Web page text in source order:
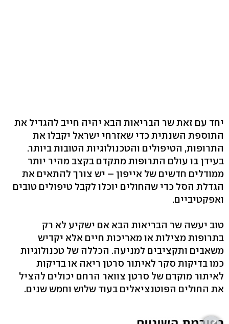
יחד עם זאת שר הבריאות הבא יהיה חייב להגדיל את
התוספת השנתית כדי שאזרחי ישראל יקבלו את
התרופות, הטיפולים והטכנולוגיות הטובות ביותר.
בעידן בו עולם התרופות מתקדם בקצב מהיר יותר
ממודלים חדשים של אייפון – יש צורך להתאים את
הגדלת הסל כדי שהחולים יוכלו לקבל טיפולים טובים
ואפקטיביים.
טוב יעשה שר הבריאות הבא אם ישקיע לא רק
בתרופות מצילות או מאריכות חיים אלא יקדיש
משאבים ותקציבים למניעה. הכללה של טכנולוגיות
כמו בדיקות סקר לאיתור סרטן ריאה או בדיקות
לאיתור מוקדם של סרטן צוואר הרחם יכולים להציל
את החולים הפוטנציאלים בעוד שלוש וחמש שנים.